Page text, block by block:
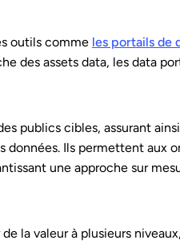
outils comme les portails de
des assets data, les data
publics cibles, assurant
Ils permettent aux
une approche sur
la valeur à plusieurs niveaux,